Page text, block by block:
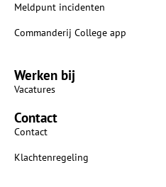
Meldpunt incidenten
Commanderij College app
Werken bij
Vacatures
Contact
Contact
Klachtenregeling